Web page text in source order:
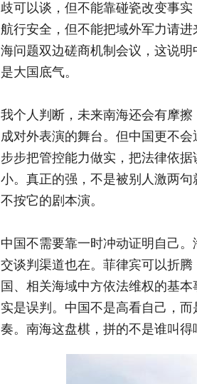
歧可以谈，但不能靠碰瓷改变事
航行安全，但不能把域外军力请
海问题双边磋商机制会议，这说
是大国底气。
我个人判断，未来南海还会有摩
成对外表演的舞台。但中国更不
步步把管控能力做实，把法律依
小。真正的强，不是被别人激两
不按它的剧本演。
中国不需要靠一时冲动证明自己
交谈判渠道也在。菲律宾可以折
国、相关海域中方依法维权的基
实是误判。中国不是高看自己，
奏。南海这盘棋，拼的不是谁叫得